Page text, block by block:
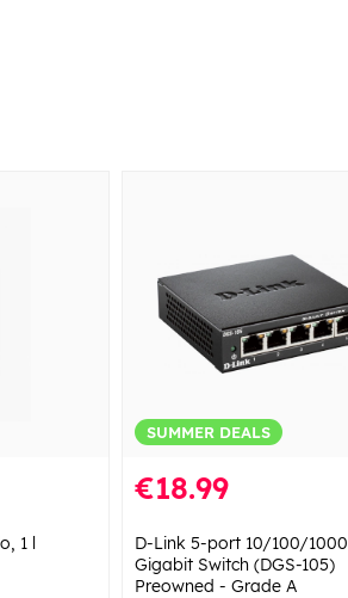
1 l
SUMMER DEALS
€18.99
D-Link 5-port 10/100/1000
Gigabit Switch (DGS-105)
Preowned - Grade A